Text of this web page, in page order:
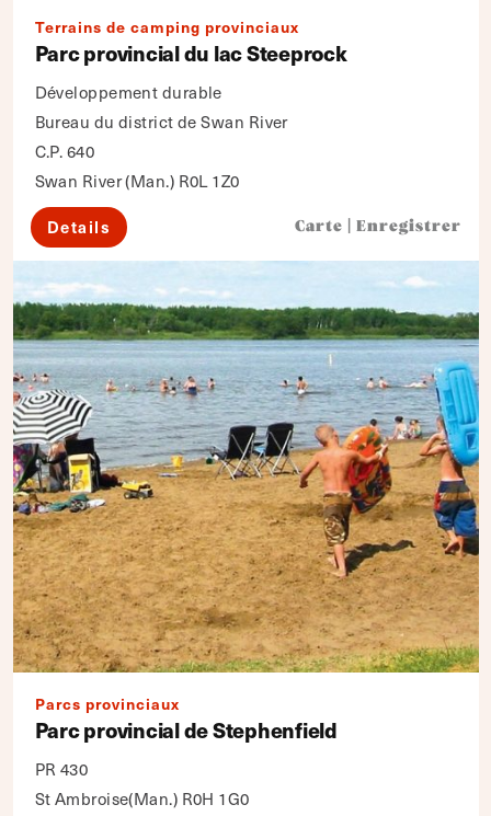
Terrains de camping provinciaux
Parc provincial du lac Steeprock
Développement durable
Bureau du district de Swan River
C.P. 640
Swan River (Man.) R0L 1Z0
Details Carte Enregistrer
Parcs provinciaux
Parc provincial de Stephenfield
PR 430
St Ambroise(Man.) R0H 1G0